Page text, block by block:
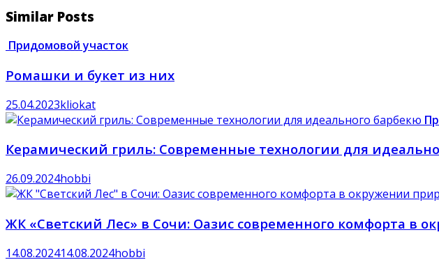
Similar Posts
Придомовой участок
Ромашки и букет из них
25.04.2023kliokat
Керамический гриль: Современные технологии для
26.09.2024hobbi
ЖК «Светский Лес» в Сочи: Оазис современного комфорта в
14.08.202414.08.2024hobbi